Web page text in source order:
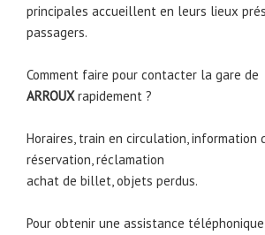
principales accueillent en leurs lieux
passagers.
Comment faire pour contacter la gare de
ARROUXrapidement ?
Horaires, train en circulation, information
réservation, réclamation
achat de billet, objets perdus.
Pour obtenir une assistance